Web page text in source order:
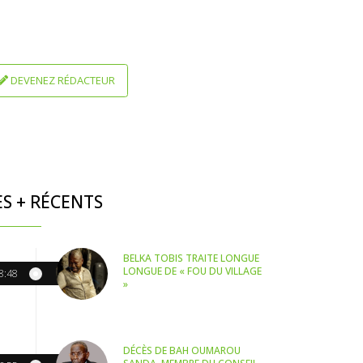
DEVENEZ RÉDACTEUR
+ RÉCENTS
BELKA TOBIS TRAITE LONGUE
LONGUE DE « FOU DU VILLAGE
»
DÉCÈS DE BAH OUMAROU